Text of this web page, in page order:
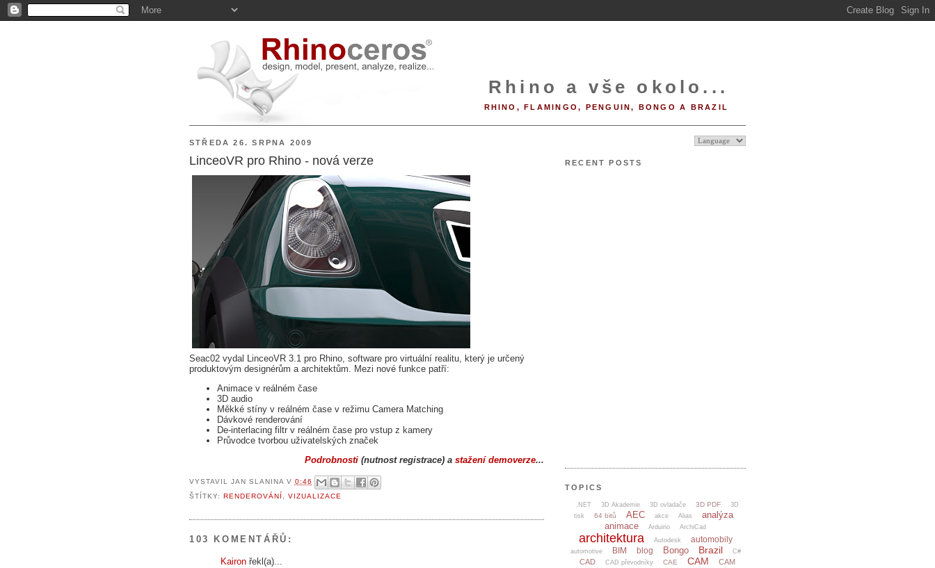
Rhino a vše okolo...
RHINO, FLAMINGO, PENGUIN, BONGO A BRAZIL
STŘEDA 26. SRPNA 2009
LinceoVR pro Rhino - nová verze
Seac02 vydal LinceoVR 3.1 pro Rhino, software pro virtuální realitu, který je určený
produktovým designérům a architektům. Mezi nové funkce patří:
Animace v reálném čase
3D audio
Měkké stíny v reálném čase v režimu Camera Matching
Dávkové renderování
De-interlacing filtr v reálném čase pro vstup z kamery
Průvodce tvorbou uživatelských značek
Podrobnosti (nutnost registrace) a stažení demoverze...
VYSTAVIL JAN SLANINA V 0:46
ŠTÍTKY: RENDEROVÁNÍ VIZUALIZACE
103 KOMENTÁŘŮ:
Kairon řekl(a)...
RECENT POSTS
TOPICS
.NET 3D Akademie 3D ovladače 3D PDF
3D
tisk
64 bitů AEC akce Alias
analýza
animace
Arduino ArchiCad
architektura Autodesk automobily
automotive BIM blog Bongo Brazil C#
CAD CAD převodníky CAE CAM
CAM